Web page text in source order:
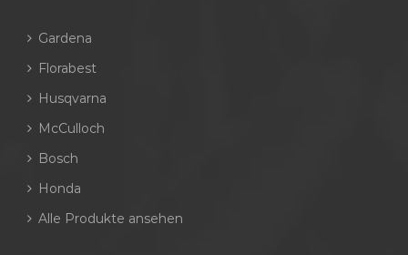
Gardena
Florabest
Husqvarna
McCulloch
Bosch
Honda
Alle Produkte ansehen